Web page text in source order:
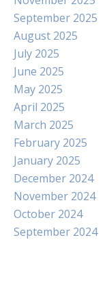
September 2025
August 2025
July 2025
June 2025
May 2025
April 2025
March 2025
February 2025
January 2025
December 2024
November 2024
October 2024
September 2024